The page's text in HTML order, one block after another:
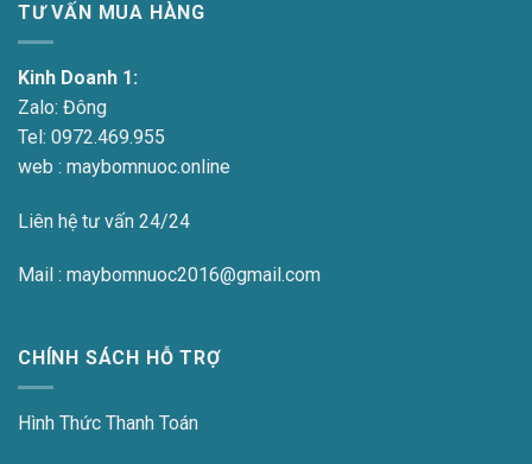
TƯ VẤN MUA HÀNG
Kinh Doanh 1:
Zalo: Đông
Tel: 0972.469.955
web : maybomnuoc.online
Liên hệ tư vấn 24/24
Mail : maybomnuoc2016@gmail.com
CHÍNH SÁCH HỖ TRỢ
Hình Thức Thanh Toán